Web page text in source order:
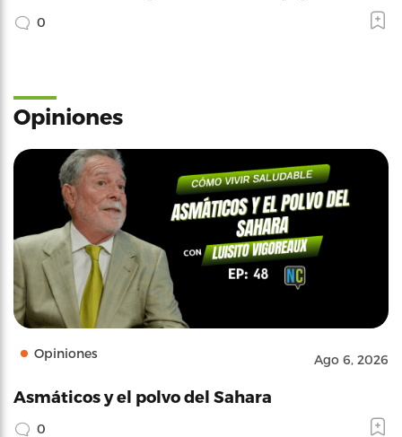
0
Opiniones
Opiniones Ago 6, 2026
Asmáticos y el polvo del Sahara
0